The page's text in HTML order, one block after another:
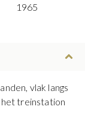
1965
vlak langs
treinstation